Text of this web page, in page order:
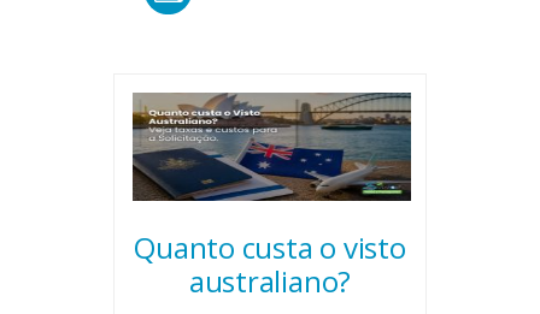
Quanto custa o visto
australiano?